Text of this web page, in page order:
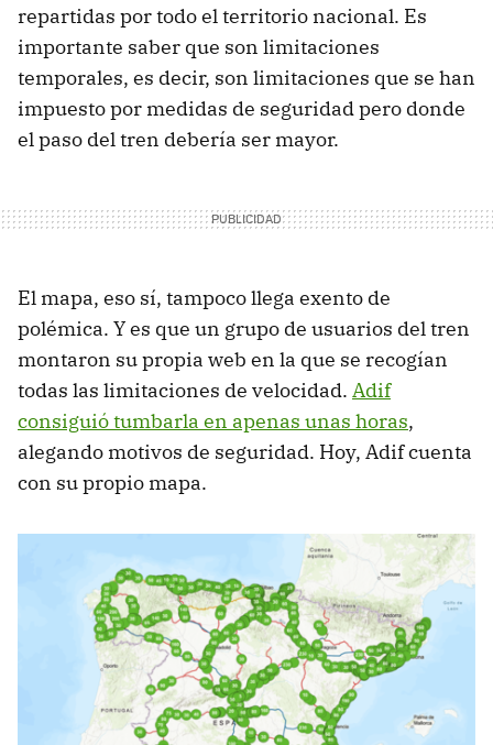
repartidas por todo el territorio nacional. Es
importante saber que son limitaciones
temporales, es decir, son limitaciones que se han
impuesto por medidas de seguridad pero donde
el paso del tren debería ser mayor.
El mapa, eso sí, tampoco llega exento de
polémica. Y es que un grupo de usuarios del tren
montaron su propia web en la que se recogían
todas las limitaciones de velocidad. Adif
consiguió tumbarla en apenas unas horas,
alegando motivos de seguridad. Hoy, Adif cuenta
con su propio mapa.